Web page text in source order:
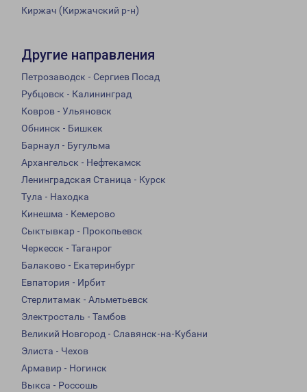
Киржач (Киржачский р-н)
Другие направления
Петрозаводск - Сергиев Посад
Рубцовск - Калининград
Ковров - Ульяновск
Обнинск - Бишкек
Барнаул - Бугульма
Архангельск - Нефтекамск
Ленинградская Станица - Курск
Тула - Находка
Кинешма - Кемерово
Сыктывкар - Прокопьевск
Черкесск - Таганрог
Балаково - Екатеринбург
Евпатория - Ирбит
Стерлитамак - Альметьевск
Электросталь - Тамбов
Великий Новгород - Славянск-на-Кубани
Элиста - Чехов
Армавир - Ногинск
Выкса - Россошь